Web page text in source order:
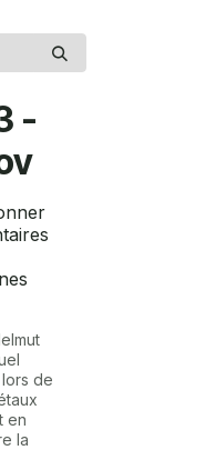
-
de
en
la